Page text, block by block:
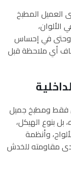
العميل المطبخ
الألوان،
وحتى في إحساس
أي ملاحظة قبل
فقط ومطبخ جميل
بل بنوع الهيكل،
وأنظمة
مقاومته للخدش